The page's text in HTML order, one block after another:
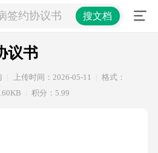
签约协议书 搜文档
议书
上传时间：2026-05-11
格式：
积分：5.99